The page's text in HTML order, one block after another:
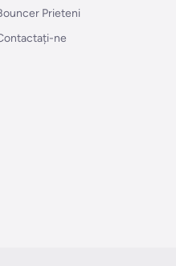
Prieteni
ne